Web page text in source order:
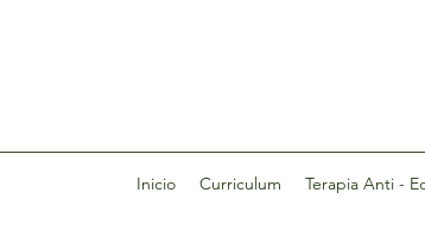
Inicio Curriculum Terapia Anti -